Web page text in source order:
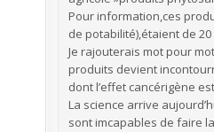
Pour information,ces
de potabilité),étaient de 20
Je rajouterais mot pour
produits devient
dont l’effet cancérigène
La science arrive
sont imcapables de faire